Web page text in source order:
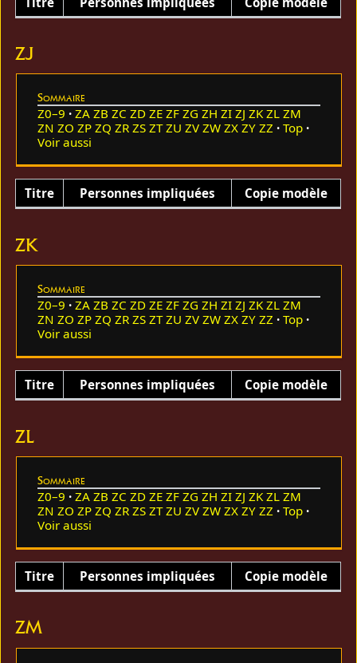
ZJ
Sommaire
Z0–9 ZA ZB ZC ZD ZE ZF ZG ZH ZI ZJ ZK ZL ZM
ZN ZO ZP ZQ ZR ZS ZT ZU ZV ZW ZX ZY ZZ
Top
Voir aussi
Titre Personnes impliquées Copie modèle
ZK
Sommaire
Z0–9 ZA ZB ZC ZD ZE ZF ZG ZH ZI ZJ ZK ZL ZM
ZN ZO ZP ZQ ZR ZS ZT ZU ZV ZW ZX ZY ZZ
Top
Voir aussi
Titre Personnes impliquées Copie modèle
ZL
Sommaire
Z0–9 ZA ZB ZC ZD ZE ZF ZG ZH ZI ZJ ZK ZL ZM
ZN ZO ZP ZQ ZR ZS ZT ZU ZV ZW ZX ZY ZZ
Top
Voir aussi
Titre Personnes impliquées Copie modèle
ZM